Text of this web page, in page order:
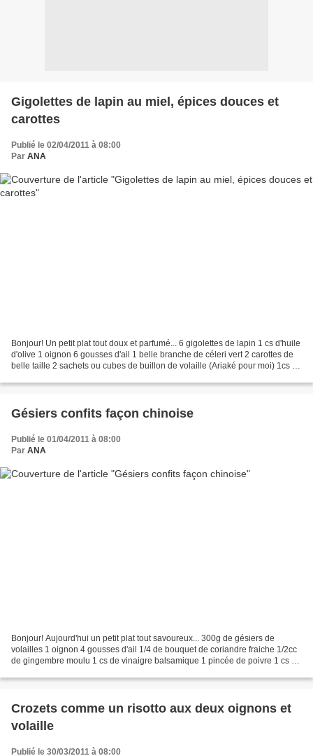
Gigolettes de lapin au miel, épices douces et
carottes
Publié le 02/04/2011 à 08:00
Par ANA
Bonjour! Un petit plat tout doux et parfumé... 6 gigolettes de lapin 1 cs d'huile
d'olive 1 oignon 6 gousses d'ail 1 belle branche de céleri vert 2 carottes de
belle taille 2 sachets ou cubes de buillon de volaille (Ariaké pour moi) 1cs de
Gésiers confits façon chinoise
Publié le 01/04/2011 à 08:00
Par ANA
Bonjour! Aujourd'hui un petit plat tout savoureux... 300g de gésiers de
volailles 1 oignon 4 gousses d'ail 1/4 de bouquet de coriandre fraiche 1/2cc
de gingembre moulu 1 cs de vinaigre balsamique 1 pincée de poivre 1 cs de
Crozets comme un risotto aux deux oignons et
volaille
Publié le 30/03/2011 à 08:00